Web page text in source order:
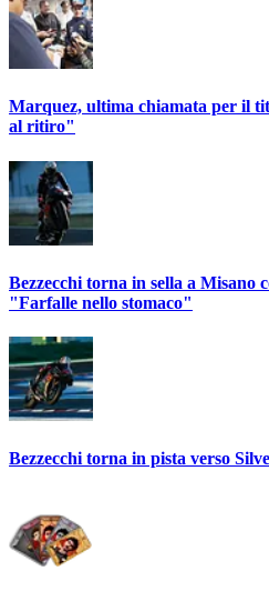
Marquez, ultima chiamata per il
al ritiro"
Bezzecchi torna in sella a Misano
"Farfalle nello stomaco"
Bezzecchi torna in pista verso